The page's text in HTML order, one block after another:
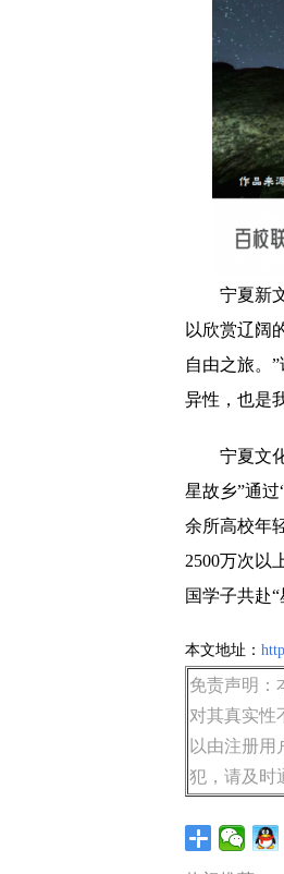
宁夏新
以欣赏辽阔
自由之旅。
异性，也是
宁夏文
星故乡”通
余所高校年
2500万次以
国学子共赴“
本文地址：
免责声明：
对其真实性
以由注册用
犯，请及时